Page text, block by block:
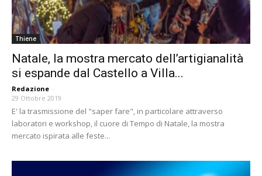
Thiene
Natale, la mostra mercato dell’artigianalità
si espande dal Castello a Villa...
Redazione -
29 Ottobre 2019
E' la trasmissione del "saper fare", in particolare attraverso
laboratori e workshop, il cuore di Tempo di Natale, la mostra
mercato ispirata alle feste...